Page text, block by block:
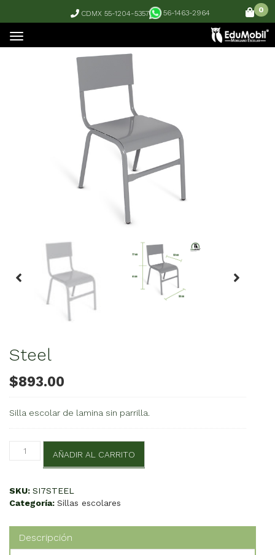
CDMX 55-1204-5357 56-1463-2964 0
Steel
$893.00
Silla escolar de lamina sin parrilla.
Steel
AÑADIR AL CARRITO
SKU: SI7STEEL
Categoría: Sillas escolares
Descripción